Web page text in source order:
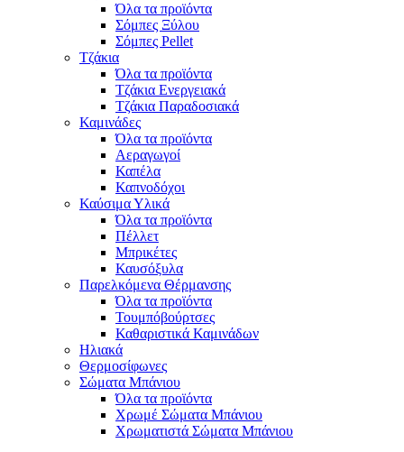
Όλα τα προϊόντα
Σόμπες Ξύλου
Σόμπες Pellet
Τζάκια
Όλα τα προϊόντα
Τζάκια Ενεργειακά
Τζάκια Παραδοσιακά
Καμινάδες
Όλα τα προϊόντα
Αεραγωγοί
Καπέλα
Καπνοδόχοι
Καύσιμα Υλικά
Όλα τα προϊόντα
Πέλλετ
Μπρικέτες
Καυσόξυλα
Παρελκόμενα Θέρμανσης
Όλα τα προϊόντα
Τουμπόβούρτσες
Καθαριστικά Καμινάδων
Ηλιακά
Θερμοσίφωνες
Σώματα Μπάνιου
Όλα τα προϊόντα
Χρωμέ Σώματα Μπάνιου
Χρωματιστά Σώματα Μπάνιου